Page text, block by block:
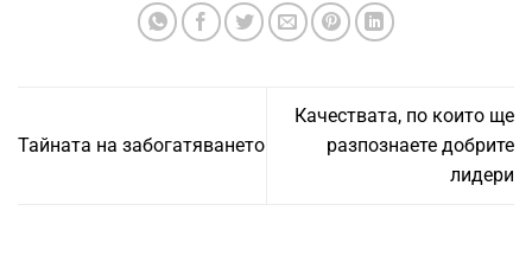
Тайната на забогатяването
Качествата, по които ще
разпознаете добрите
лидери